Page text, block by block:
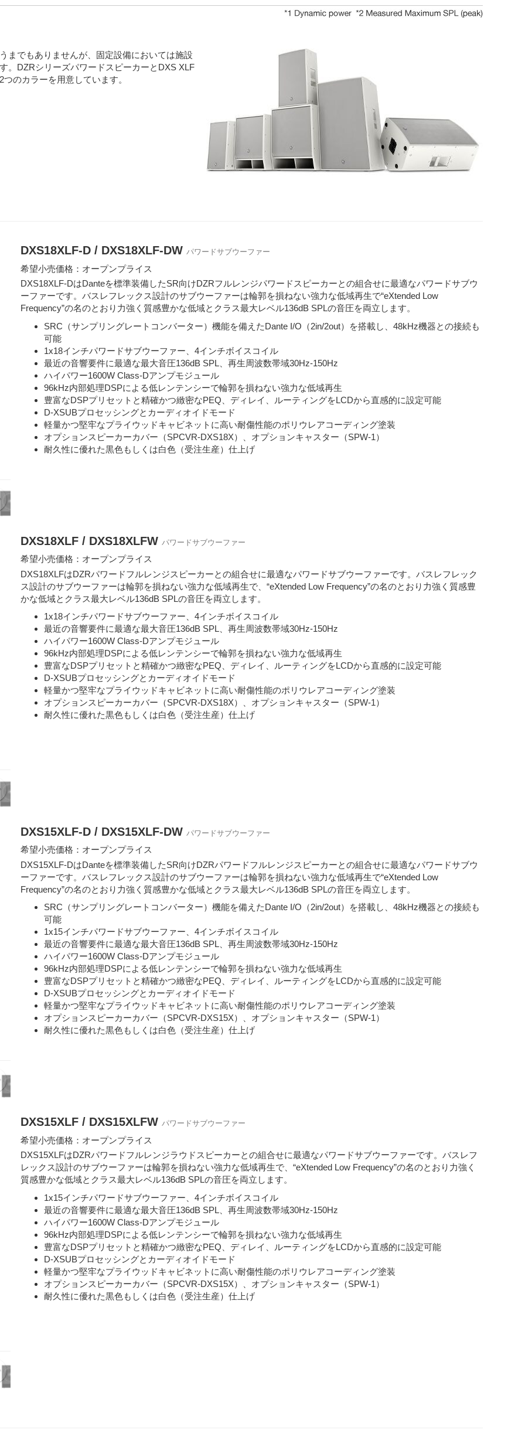
までもありませんが、固定設備においては施設
。DZRシリーズパワードスピーカーとDXS XLF
のカラーを用意しています。
DXS18XLF-D / DXS18XLF-DW パワードサブウーファー
希望小売価格：オープンプライス
DXS18XLF-DはDanteを標準装備したSR向けDZRフルレンジパワードスピーカーとの組合せに最適なパワードサブウ
ーファーです。バスレフレックス設計のサブウーファーは輪郭を損ねない強力な低域再生で“eXtended Low
Frequency”の名のとおり力強く質感豊かな低域とクラス最大レベル136dB SPLの音圧を両立します。
SRC（サンプリングレートコンバーター）機能を備えたDante I/O（2in/2out）を搭載し、48kHz機器との接続も
可能
1x18インチパワードサブウーファー、4インチボイスコイル
最近の音響要件に最適な最大音圧136dB SPL、再生周波数帯域30Hz-150Hz
ハイパワー1600W Class-Dアンプモジュール
96kHz内部処理DSPによる低レンテンシーで輪郭を損ねない強力な低域再生
豊富なDSPプリセットと精確かつ緻密なPEQ、ディレイ、ルーティングをLCDから直感的に設定可能
D-XSUBプロセッシングとカーディオイドモード
軽量かつ堅牢なプライウッドキャビネットに高い耐傷性能のポリウレアコーディング塗装
オプションスピーカーカバー（SPCVR-DXS18X）、オプションキャスター（SPW-1）
耐久性に優れた黒色もしくは白色（受注生産）仕上げ
DXS18XLF / DXS18XLFW パワードサブウーファー
希望小売価格：オープンプライス
DXS18XLFはDZRパワードフルレンジスピーカーとの組合せに最適なパワードサブウーファーです。バスレフレック
ス設計のサブウーファーは輪郭を損ねない強力な低域再生で、“eXtended Low Frequency”の名のとおり力強く質感豊
かな低域とクラス最大レベル136dB SPLの音圧を両立します。
1x18インチパワードサブウーファー、4インチボイスコイル
最近の音響要件に最適な最大音圧136dB SPL、再生周波数帯域30Hz-150Hz
ハイパワー1600W Class-Dアンプモジュール
96kHz内部処理DSPによる低レンテンシーで輪郭を損ねない強力な低域再生
豊富なDSPプリセットと精確かつ緻密なPEQ、ディレイ、ルーティングをLCDから直感的に設定可能
D-XSUBプロセッシングとカーディオイドモード
軽量かつ堅牢なプライウッドキャビネットに高い耐傷性能のポリウレアコーディング塗装
オプションスピーカーカバー（SPCVR-DXS18X）、オプションキャスター（SPW-1）
耐久性に優れた黒色もしくは白色（受注生産）仕上げ
DXS15XLF-D / DXS15XLF-DW パワードサブウーファー
希望小売価格：オープンプライス
DXS15XLF-DはDanteを標準装備したSR向けDZRパワードフルレンジスピーカーとの組合せに最適なパワードサブウ
ーファーです。バスレフレックス設計のサブウーファーは輪郭を損ねない強力な低域再生で“eXtended Low
Frequency”の名のとおり力強く質感豊かな低域とクラス最大レベル136dB SPLの音圧を両立します。
SRC（サンプリングレートコンバーター）機能を備えたDante I/O（2in/2out）を搭載し、48kHz機器との接続も
可能
1x15インチパワードサブウーファー、4インチボイスコイル
最近の音響要件に最適な最大音圧136dB SPL、再生周波数帯域30Hz-150Hz
ハイパワー1600W Class-Dアンプモジュール
96kHz内部処理DSPによる低レンテンシーで輪郭を損ねない強力な低域再生
豊富なDSPプリセットと精確かつ緻密なPEQ、ディレイ、ルーティングをLCDから直感的に設定可能
D-XSUBプロセッシングとカーディオイドモード
軽量かつ堅牢なプライウッドキャビネットに高い耐傷性能のポリウレアコーディング塗装
オプションスピーカーカバー（SPCVR-DXS15X）、オプションキャスター（SPW-1）
耐久性に優れた黒色もしくは白色（受注生産）仕上げ
DXS15XLF / DXS15XLFW パワードサブウーファー
希望小売価格：オープンプライス
DXS15XLFはDZRパワードフルレンジラウドスピーカーとの組合せに最適なパワードサブウーファーです。バスレフ
レックス設計のサブウーファーは輪郭を損ねない強力な低域再生で、“eXtended Low Frequency”の名のとおり力強く
質感豊かな低域とクラス最大レベル136dB SPLの音圧を両立します。
1x15インチパワードサブウーファー、4インチボイスコイル
最近の音響要件に最適な最大音圧136dB SPL、再生周波数帯域30Hz-150Hz
ハイパワー1600W Class-Dアンプモジュール
96kHz内部処理DSPによる低レンテンシーで輪郭を損ねない強力な低域再生
豊富なDSPプリセットと精確かつ緻密なPEQ、ディレイ、ルーティングをLCDから直感的に設定可能
D-XSUBプロセッシングとカーディオイドモード
軽量かつ堅牢なプライウッドキャビネットに高い耐傷性能のポリウレアコーディング塗装
オプションスピーカーカバー（SPCVR-DXS15X）、オプションキャスター（SPW-1）
耐久性に優れた黒色もしくは白色（受注生産）仕上げ